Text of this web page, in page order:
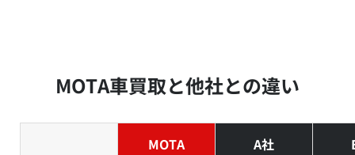
MOTA車買取と他社との違い
MOTA A社